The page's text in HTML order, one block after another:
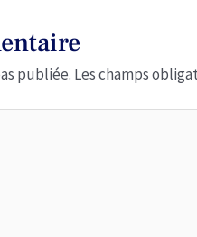
publiée. Les champs